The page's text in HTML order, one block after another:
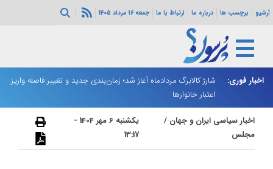
آرشیو برچسب ها درباره ما ارتباط با ما جمعه 16 مرداد 1405
اخبار فوری:
هرمز ادامه
شارژ کالابرگ مردادماه آغاز شد؛ زمان‌بندی جدید و تغییر فاصله واریز
اعتبار خانوارها
اخبار سیاسی ایران و جهان /
مجلس
یکشنبه 6 مهر 1404 -
13:17